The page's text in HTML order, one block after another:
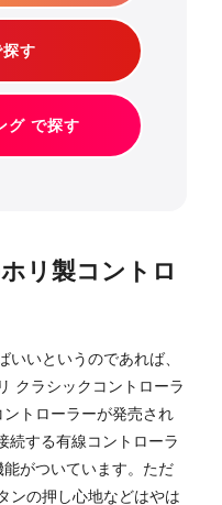
す
グ で探す
リ製コントロ
いというのであれば、
クラシックコントローラ
トローラーが発売され
続する有線コントローラ
がついています。ただ
ンの押し心地などはやは